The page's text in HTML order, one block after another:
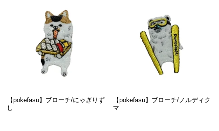
【pokefasu】ブローチ/にゃぎりず
し
【pokefasu】ブローチ/ノルディク
マ